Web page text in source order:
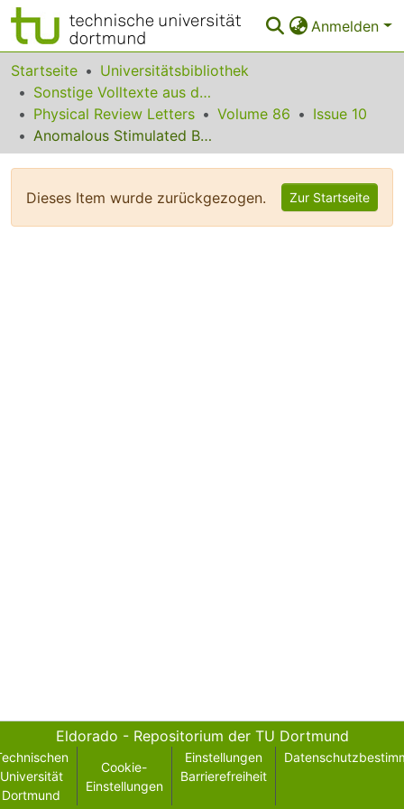
Anmelden
Bereiche & Sammlungen
Das gesamte Repositorium
Statistiken
Startseite
Universitätsbibliothek
Sonstige Volltexte aus dem Bibliotheksangebot
Physical Review Letters
Volume 86
Issue 10
Anomalous Stimulated Brillouin Scattering via Ultraslow Light
Dieses Item wurde zurückgezogen. Zur Startseite
Eldorado - Repositorium der TU Dortmund
Universität
Dortmund
Cookie-
Einstellungen
Einstellungen
Barrierefreiheit